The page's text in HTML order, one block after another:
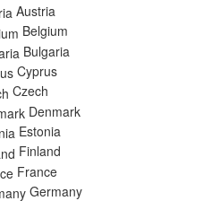
Austria
Belgium
Bulgaria
Cyprus
Czech
Denmark
Estonia
Finland
France
Germany